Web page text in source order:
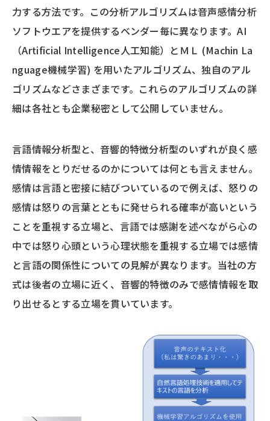
力する方法です。この分析アルゴリズムは音声感情分析
ソフトウエアを提供するベンダー毎に異なります。AI
（Artificial Intelligence人工知能）とＭＬ (Machin La
nguage機械学習) を用いたアルゴリズム、独自のアル
ゴリズムなどさまざまです。これらのアルゴリズムの詳
細は各社とも企業秘密として公開していません。
言語情報分析型と、音響的特徴分析型のいずれが良く感
情情報をとりだせるのかについては何とも言えません。
感情は言語と密接に結びついているので例えば、怒りの
感情は怒りの言葉とともに発せられる確率が高いという
ことを重視する立場と、言語では感謝を述べながら心の
中では怒り心頭という心理状態を重視する立場では感情
と言語の関係性についての見解が異なります。当社の方
式は後者の立場に近く、音響的特徴のみで感情情報を取
り出せるとする立場を貫いています。